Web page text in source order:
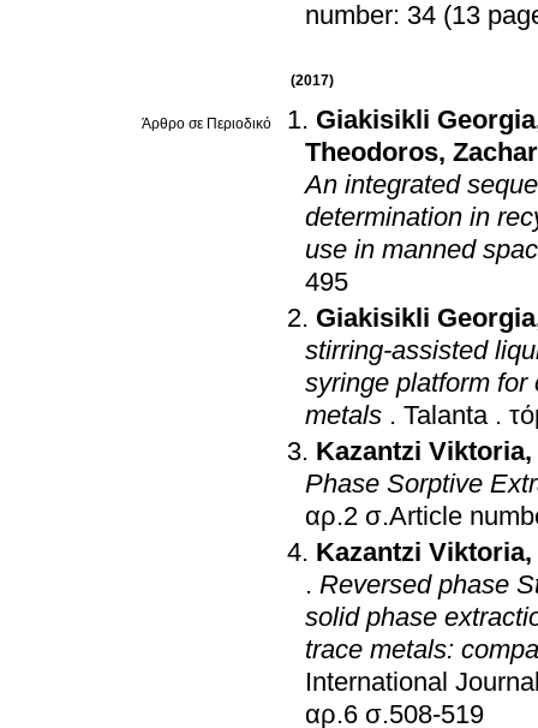
number: 34 (13
(2017)
Άρθρο σε Περιοδικό Giakisikli Georgia
Theodoros,
An integrated
determination in
use in manned
495
Giakisikli Georgia
stirring-assisted
syringe platform for
metals . Talanta .
Kazantzi Viktoria,
Phase Sorptive
αρ.2 σ.Article
Kazantzi Viktoria,
. Reversed phase
solid phase
trace metals:
International
αρ.6 σ.508-519